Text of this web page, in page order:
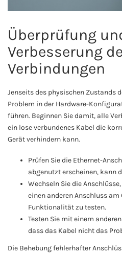
Überprüfung
Verbesserung
Verbindungen
Jenseits des physischen Zustands
Problem in der Hardware-
führen. Beginnen Sie damit, alle
ein lose verbundenes Kabel die
Gerät verhindern kann.
Prüfen Sie die Ethernet-
abgenutzt erscheinen, kann
Wechseln Sie die
einen anderen Anschluss am
Funktionalität zu testen.
Testen Sie mit einem
dass das Kabel nicht das
Die Behebung fehlerhafter